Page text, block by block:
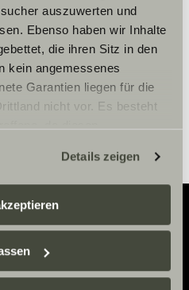
auszuwerten und
Ebenso haben wir Inhalte
die ihren Sitz in den
kein angemessenes
Garantien liegen für die
nicht vor. Es besteht
können Daten für
mit anderen Daten
finden Sie hier:
den Einstellungen aus,
zur Verarbeitung Ihrer
Details zeigen
Settings